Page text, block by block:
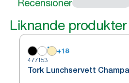
Recensioner
Liknande produkter
+18
477153
Tork Lunchservett